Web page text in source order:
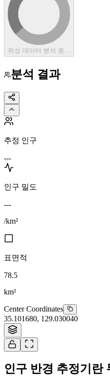
위성 데이터 분석 중...
분석 결과
추정 인구
---
인구 밀도
---
/km²
표면적
78.5
km²
Center Coordinates
35.101680, 129.030040
인구 반경 추정기란